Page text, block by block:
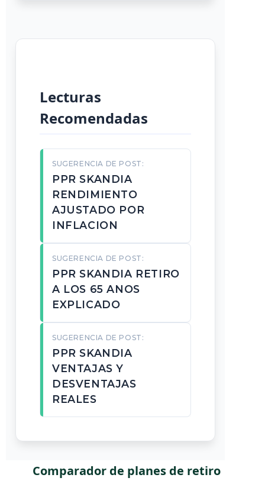
Lecturas
Recomendadas
SUGERENCIA DE POST:
PPR SKANDIA
RENDIMIENTO
AJUSTADO POR
INFLACION
SUGERENCIA DE POST:
PPR SKANDIA RETIRO
A LOS 65 ANOS
EXPLICADO
SUGERENCIA DE POST:
PPR SKANDIA
VENTAJAS Y
DESVENTAJAS
REALES
Comparador de planes de retiro